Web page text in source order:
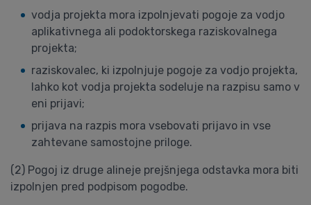
vodja projekta mora izpolnjevati pogoje za vodjo
aplikativnega ali podoktorskega raziskovalnega
projekta;
raziskovalec, ki izpolnjuje pogoje za vodjo projekta,
lahko kot vodja projekta sodeluje na razpisu samo v
eni prijavi;
prijava na razpis mora vsebovati prijavo in vse
zahtevane samostojne priloge.
(2) Pogoj iz druge alineje prejšnjega odstavka mora biti
izpolnjen pred podpisom pogodbe.